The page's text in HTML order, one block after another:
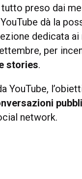
preso dai
YouTube dà la
dedicata
per
stories.
YouTube,
network.